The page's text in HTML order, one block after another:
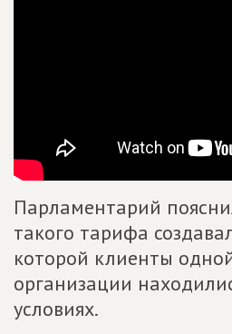
Парламентарий
такого тарифа
которой клиенты
организации
условиях.